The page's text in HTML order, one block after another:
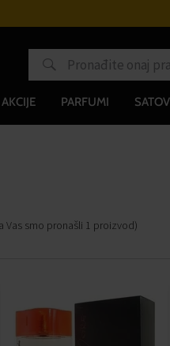
AKCIJE PARFUMI
Vas smo pronašli 1 proizvod)